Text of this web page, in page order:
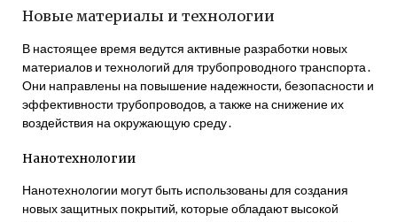
Новые материалы и технологии
В настоящее время ведутся активные разработки новых
материалов и технологий для трубопроводного транспорта․
Они направлены на повышение надежности, безопасности и
эффективности трубопроводов, а также на снижение их
воздействия на окружающую среду․
Нанотехнологии
Нанотехнологии могут быть использованы для создания
новых защитных покрытий, которые обладают высокой